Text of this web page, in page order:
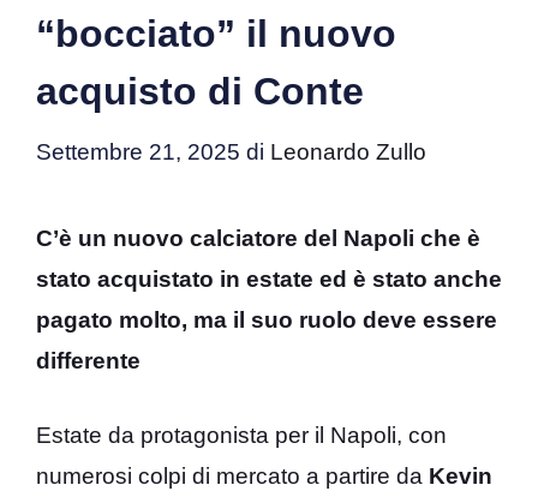
“bocciato” il nuovo
acquisto di Conte
Settembre 21, 2025 di Leonardo Zullo
C’è un nuovo calciatore del Napoli che è
stato acquistato in estate ed è stato anche
pagato molto, ma il suo ruolo deve essere
differente
Estate da protagonista per il Napoli, con
numerosi colpi di mercato a partire da Kevin